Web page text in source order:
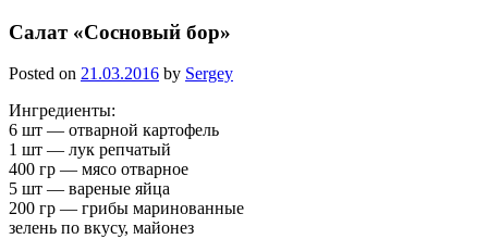
Салат «Сосновый бор»
Posted on 21.03.2016 by Sergey
Ингредиенты:
6 шт — отварной картофель
1 шт — лук репчатый
400 гр — мясо отварное
5 шт — вареные яйца
200 гр — грибы маринованные
зелень по вкусу, майонез